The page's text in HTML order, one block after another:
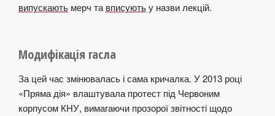
випускають мерч та вписуютьу назви лекцій.
Модифікація гасла
За цей час змінювалась і сама кричалка. У 2013 році
«Пряма дія» влаштувала протест під Червоним
корпусом КНУ, вимагаючи прозорої звітності щодо